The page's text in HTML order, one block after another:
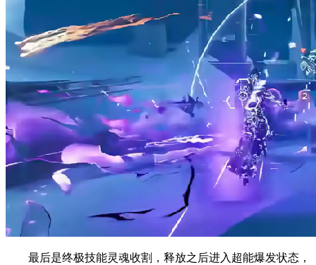
最后是终极技能灵魂收割，释放之后进入超能爆发状态，